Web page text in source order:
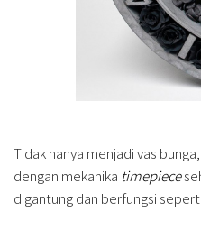
Tidak hanya menjadi vas
dengan mekanika timepiece
digantung dan berfungsi